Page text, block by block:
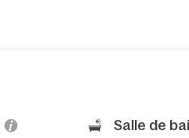
Salle de